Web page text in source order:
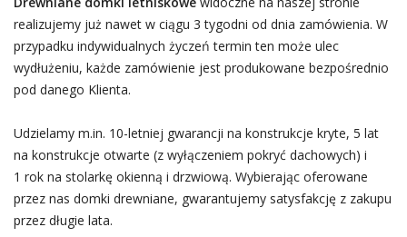
realizujemy już nawet w ciągu 3 tygodni od dnia zamówienia. W
przypadku indywidualnych życzeń termin ten może ulec
wydłużeniu, każde zamówienie jest produkowane bezpośrednio
pod danego Klienta.
Udzielamy m.in. 10-letniej gwarancji na konstrukcje kryte, 5 lat
na konstrukcje otwarte (z wyłączeniem pokryć dachowych) i
1 rok na stolarkę okienną i drzwiową. Wybierając oferowane
przez nas domki drewniane, gwarantujemy satysfakcję z zakupu
przez długie lata.